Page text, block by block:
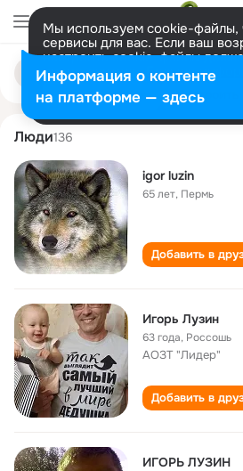
Мы используем cookie-файлы,
сервисы для вас. Если ваш
настроить cookie-файлы
представитель. Больше
Разрешить все Настроить
Поиск
людям
igor luzin
Люди136
igor luzin
65 лет, Пермь
Добавить в
Игорь Лузин
63 года, Россошь
АОЗТ "Лидер"
Добавить в
ИГОРЬ ЛУЗИН
Информация о контенте
на платформе — здесь